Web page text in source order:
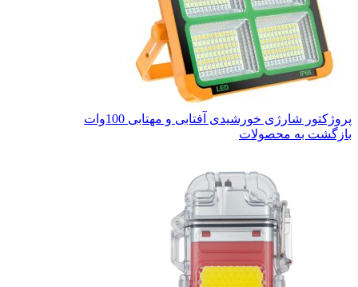
پروژکتور شارژی خورشیدی آفتابی و مهتابی 100وات
بازگشت به محصولات